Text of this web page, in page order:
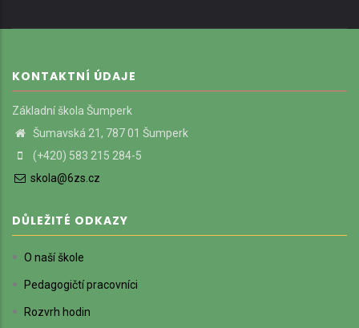
KONTAKTNÍ ÚDAJE
Základní škola Šumperk
Šumavská 21, 787 01 Šumperk
(+420) 583 215 284-5
skola@6zs.cz
DŮLEŽITÉ ODKAZY
O naší škole
Pedagogičtí pracovníci
Rozvrh hodin